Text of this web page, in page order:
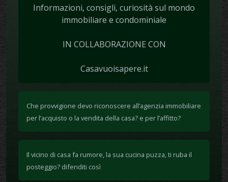
Informazioni, consigli, curiosità sul mondo
immobiliare e condominiale
IN COLLABORAZIONE CON
Casavuoisapere.it
Che provvigione devo riconoscere all’agenzia immobiliare
per l’acquisto o la vendita della casa? e per l’affitto?
Il vicino di casa fa rumore, la sua cucina puzza, ti ruba il
posteggio? difenditi così